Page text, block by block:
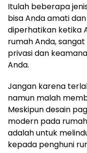
Itulah beberapa
bisa Anda amati
diperhatikan ketika
rumah Anda,
privasi dan
Anda.
Jangan karena
namun malah
Meskipun desain
modern pada
adalah untuk
kepada penghuni